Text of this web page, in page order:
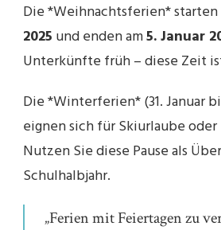
Die *Weihnachtsferien* starten
2025 und enden am5. Januar
Unterkünfte früh – diese Zeit
Die *Winterferien* (31. Januar
eignen sich für Skiurlaube
Nutzen Sie diese Pause als
Schulhalbjahr.
„Ferien mit Feiertagen zu